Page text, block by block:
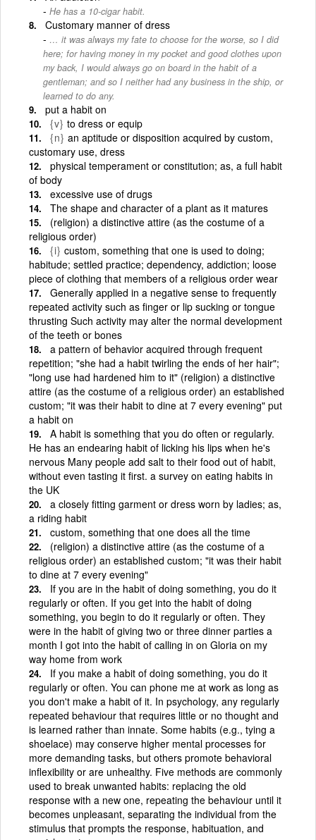
He has a 10-cigar habit.
Customary manner of dress
… it was always my fate to choose for the worse, so I did
here; for having money in my pocket and good clothes upon
my back, I would always go on board in the habit of a
gentleman; and so I neither had any business in the ship, or
learned to do any.
put a habit on
{v} to dress or equip
{n} an aptitude or disposition acquired by custom,
customary use, dress
physical temperament or constitution; as, a full habit
of body
excessive use of drugs
The shape and character of a plant as it matures
(religion) a distinctive attire (as the costume of a
religious order)
{i} custom, something that one is used to doing;
habitude; settled practice; dependency, addiction; loose
piece of clothing that members of a religious order wear
Generally applied in a negative sense to frequently
repeated activity such as finger or lip sucking or tongue
thrusting Such activity may alter the normal development
of the teeth or bones
a pattern of behavior acquired through frequent
repetition; "she had a habit twirling the ends of her hair";
"long use had hardened him to it" (religion) a distinctive
attire (as the costume of a religious order) an established
custom; "it was their habit to dine at 7 every evening" put
a habit on
A habit is something that you do often or regularly.
He has an endearing habit of licking his lips when he's
nervous Many people add salt to their food out of habit,
without even tasting it first. a survey on eating habits in
the UK
a closely fitting garment or dress worn by ladies; as,
a riding habit
custom, something that one does all the time
(religion) a distinctive attire (as the costume of a
religious order) an established custom; "it was their habit
to dine at 7 every evening"
If you are in the habit of doing something, you do it
regularly or often. If you get into the habit of doing
something, you begin to do it regularly or often. They
were in the habit of giving two or three dinner parties a
month I got into the habit of calling in on Gloria on my
way home from work
If you make a habit of doing something, you do it
regularly or often. You can phone me at work as long as
you don't make a habit of it. In psychology, any regularly
repeated behaviour that requires little or no thought and
is learned rather than innate. Some habits (e.g., tying a
shoelace) may conserve higher mental processes for
more demanding tasks, but others promote behavioral
inflexibility or are unhealthy. Five methods are commonly
used to break unwanted habits: replacing the old
response with a new one, repeating the behaviour until it
becomes unpleasant, separating the individual from the
stimulus that prompts the response, habituation, and